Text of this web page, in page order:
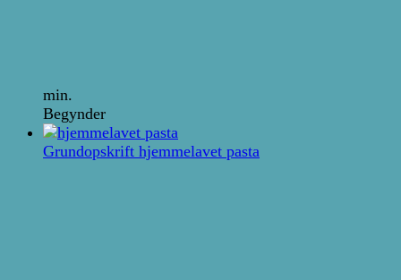
min.
Begynder
Grundopskrift hjemmelavet pasta